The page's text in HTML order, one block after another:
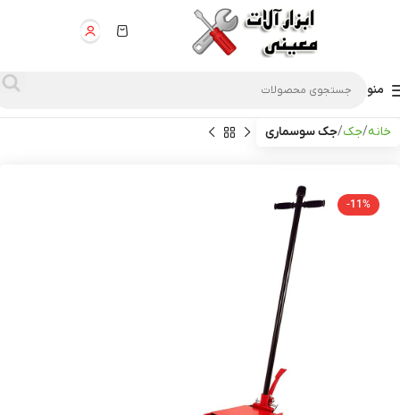
منو
خانه جک جک سوسماری
-11%